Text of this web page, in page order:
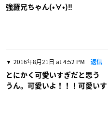
強羅兄ちゃん(•∀•)‼︎
2016年8月21日 at 4:52 PM 返信
とにかく可愛いすぎだと思う
うん。可愛いよ！！！可愛いす